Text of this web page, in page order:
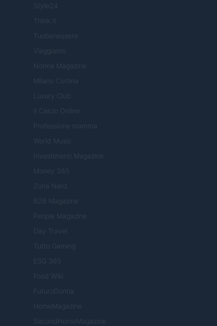
Style24
Think.it
Tuobenessere
Viaggiamo
Nonne Magazine
Milano Cortina
Luxury Club
Il Calcio Online
Professione mamma
World Music
Investimenti Magazine
Money 365
Zona Nerd
B2B Magazine
People Magazine
Day Travel
Tutto Gaming
ESG 365
Food Wiki
FuturoDonna
HomeMagazine
SecondHomeMagazine